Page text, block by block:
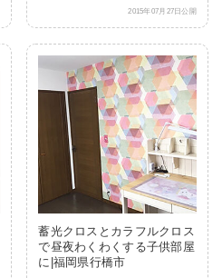
2015年07月27日公開
蓄光クロスとカラフルクロス
で昼夜わくわくする子供部屋
に|福岡県行橋市